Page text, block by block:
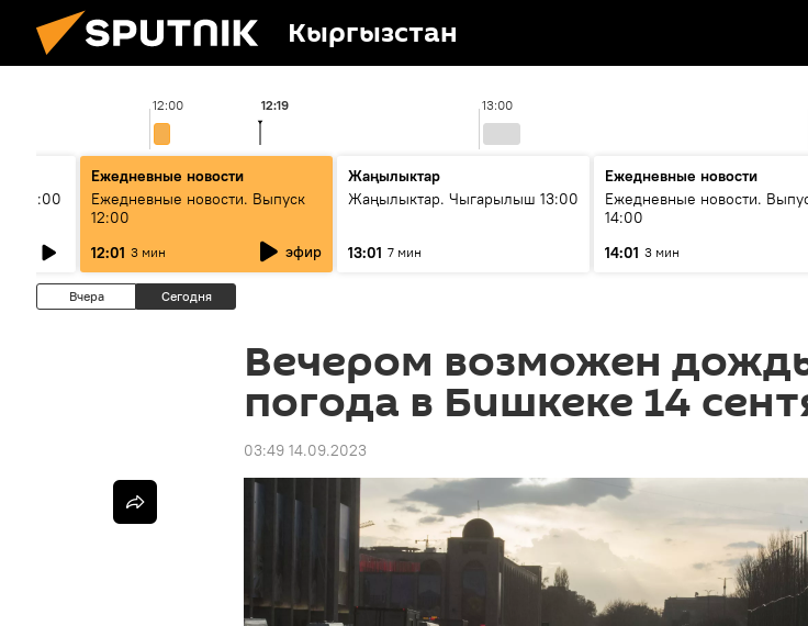
Кыргызстан
12:00 13:00
12:19
11:00
Ежедневные новости
Ежедневные новости. Выпуск
12:00
12:01 3 мин эфир
Жаңылыктар
Жаңылыктар. Чыгарылыш 13:00
13:01 7 мин
Ежедневные новости
Ежедневные новости.
14:00
14:01 3 мин
Вчера Сегодня
Вечером возможен
погода в Бишкеке 14
03:49 14.09.2023